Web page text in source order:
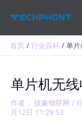
首页 行业百科 单
单片机无
作者： 技象物联网/
月12日 11:29:53